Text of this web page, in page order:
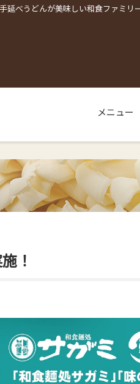
べうどんが美味しい和食ファミリ
メニュー
！